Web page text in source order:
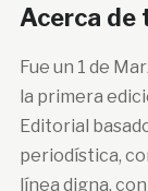
Acerca de
Fue un 1 de
la primera
Editorial
periodística,
línea digna,